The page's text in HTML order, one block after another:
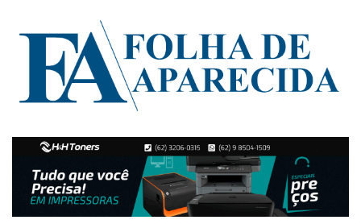
Folha de
Aparecida
Notícias
de
Aparecida
de
Goiânia